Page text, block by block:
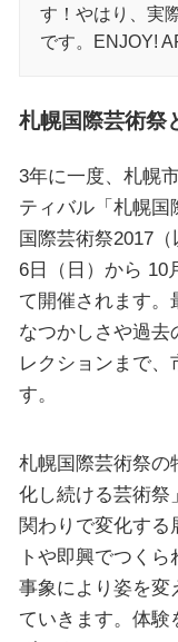
す！やはり、実
です。ENJOY!
札幌国際芸術祭
3年に一度、札幌
ティバル「札幌国
国際芸術祭2017
6日（日）から 10
て開催されます。
なつかしさや過去
レクションまで、
す。
札幌国際芸術祭の
化し続ける芸術祭
関わりで変化する
トや即興でつく
事象により姿を変
ていきます。体験